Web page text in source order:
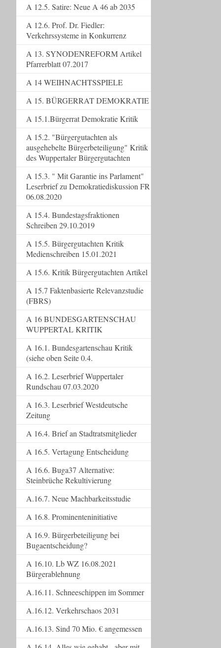
A 12.5. Satire: Neue A 46 ab 2035
A 12.6. Prof. Dr. Fiedler:
Verkehrssysteme in Konkurrenz
A 13. SYNODENREFORM Artikel
Pfarrerblatt 07.2017
A 14 WEIHNACHTSSPIELE
A 15. BÜRGERRAT DEMOKRATIE
A 15.1.Bürgerrat Demokratie Kritik
A 15.2. "Bürgergutachten als
ausgehebelte Bürgerbeteiligung" Kritik
des Wuppertaler Bürgergutachten
A 15.3. " Mit Garantie ins Parlament"
Leserbrief zu Demokratiediskussion FR
06.08.2020
A 15.4. Bundestagsfraktionen
Schreiben 29.10.2019
A 15.5. Bürgergutachten Kritik
Medienschreiben 15.01.2021
A 15.6. Kritik Bürgergutachten Artikel
A 15.7 Faktenbasierte Relevanzstudie
(FBRS)
A 16 BUNDESGARTENSCHAU
WUPPERTAL KRITIK
A 16.1. Bundesgartenschau Kritik
(siehe oben Seite 0.4.
A 16.2. Leserbrief Wuppertaler
Rundschau 07.03.2020
A 16.3. Leserbrief Westdeutsche
Zeitung
A 16.4. Brief an Stadtratsmitglieder
A 16.5. Vertagung Entscheidung
A 16.6. Buga37 Alternative:
Steinbrüche Rekultivierung
A.16.7. Neue Machbarkeitsstudie
A 16.8. Prominenteninitiative
A 16.9. Bürgerbeteiligung bei
Bugaentscheidung?
A 16.10. Lb WZ 16.08.2021
Bürgerablehnung
A.16.11. Schneeschippen im Sommer
A.16.12. Verkehrschaos 2031
A.16.13. Sind 70 Mio. € angemessen